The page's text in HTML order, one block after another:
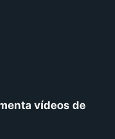
vídeos de